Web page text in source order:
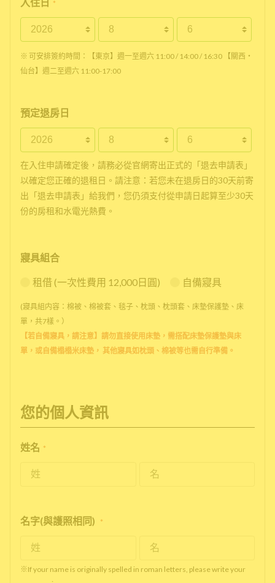
*
※ 可安排簽約時間：【東京】週一至週六 11:00 / 14:00 / 16:30 【關西・
仙台】週二至週六 11:00-17:00
預定退房日
在入住申請確定後，請務必從官網寄出正式的「退去申請表」
以確定您正確的退租日。請注意：若您未在退房日的30天前寄
出「退去申請表」給我們，您仍須支付從申請日起算至少30天
份的房租和水電光熱費。
寢具組合
租借 (一次性費用 12,000日圓) 自備寢具
(寢具組内容：棉被、棉被套、毯子、枕頭、枕頭套、床墊保護墊、床
單，共7樣。）
【若自備寢具，請注意】請勿直接使用床墊，需搭配床墊保護墊與床
單，或自備榻榻米床墊， 其他寢具如枕頭、棉被等也需自行準備。
您的個人資訊
姓名 *
名字(與護照相同) *
※If your name is originally spelled in roman letters, please write your